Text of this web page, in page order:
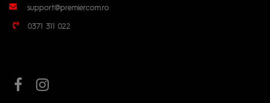
support@premiercom.ro
0371 311 022